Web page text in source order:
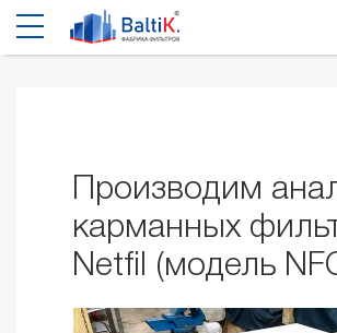
Производим
карманных
Netfil (модель